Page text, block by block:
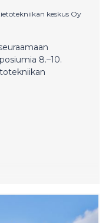
keskus Oy
8.–10.